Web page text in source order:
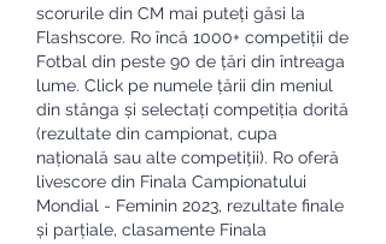
scorurile din CM mai puteți găsi la
Flashscore. Ro încă 1000+ competiții de
Fotbal din peste 90 de țări din întreaga
lume. Click pe numele țării din meniul
din stânga și selectați competiția dorită
(rezultate din campionat, cupa
națională sau alte competiții). Ro oferă
livescore din Finala Campionatului
Mondial - Feminin 2023, rezultate finale
și parțiale, clasamente Finala